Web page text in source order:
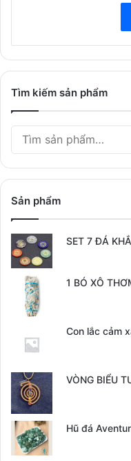
Tìm kiếm sản phẩm
kiếm:
Sản phẩm
SET 7 ĐÁ
1 BÓ XÔ
Con lắc cảm
VÒNG BIỂU
Hũ đá